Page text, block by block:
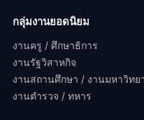
กลุ่มงานยอดนิยม
งานครู / ศึกษาธิการ
งานรัฐวิสาหกิจ
งานสถานศึกษา / งานมหาวิทย
งานตำรวจ / ทหาร